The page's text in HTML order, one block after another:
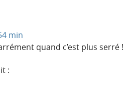
min
quand c’est plus serré !
: